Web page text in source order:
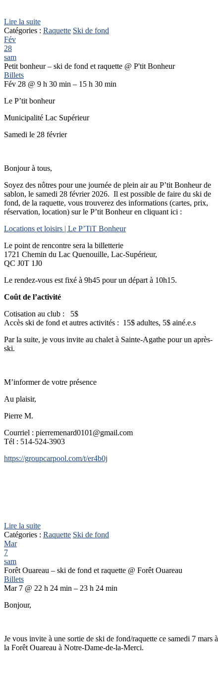
Lire la suite
Catégories : Raquette Ski de fond
Fév
28
sam
Petit bonheur – ski de fond et raquette @ P'tit Bonheur
Billets
Fév 28 @ 9 h 30 min – 15 h 30 min
Le P’tit bonheur
Municipalité Lac Supérieur
Samedi le 28 février
Bonjour à tous,
Soyez des nôtres pour une journée de plein air au P’tit Bonheur de
sablon, le samedi 28 février 2026. Il est possible de faire du ski de
fond, de la raquette, vous trouverez des informations (cartes, prix,
réservation, location) sur le P’tit Bonheur en cliquant ici :
Locations et loisirs | Le P’TiT Bonheur
Le point de rencontre sera la billetterie
1721 Chemin du Lac Quenouille, Lac-Supérieur,
QC J0T 1J0
Le rendez-vous est fixé à 9h45 pour un départ à 10h15.
Coût de l’activité
Cotisation au club : 5$
Accès ski de fond et autres activités : 15$ adultes, 5$ ainé.e.s
Par la suite, je vous invite au chalet à Sainte-Agathe pour un après-
ski.
M’informer de votre présence
Au plaisir,
Pierre M.
Courriel : pierremenard0101@gmail.com
Tél : 514-524-3903
https://groupcarpool.com/t/er4b0j
Lire la suite
Catégories : Raquette Ski de fond
Mar
7
sam
Forêt Ouareau – ski de fond et raquette @ Forêt Ouareau
Billets
Mar 7 @ 22 h 24 min – 23 h 24 min
Bonjour,
Je vous invite à une sortie de ski de fond/raquette ce samedi 7 mars à
la Forêt Ouareau à Notre-Dame-de-la-Merci.